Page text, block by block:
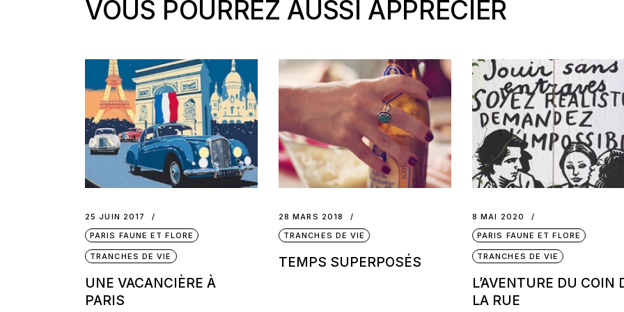
VOUS POURREZ AUSSI APPRÉCIER
25 JUIN 2017
PARIS FAUNE ET FLORE
TRANCHES DE VIE
UNE VACANCIÈRE À
PARIS
28 MARS 2018
TRANCHES DE VIE
TEMPS SUPERPOSÉS
8 MAI 2020
PARIS FAUNE ET FLORE
TRANCHES DE VIE
L’AVENTURE DU COIN
LA RUE